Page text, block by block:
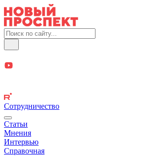
Сотрудничество
Статьи
Мнения
Интервью
Справочная